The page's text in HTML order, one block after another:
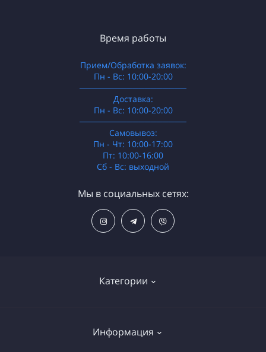
Категории
Информация
Время работы
Прием/Обработка заявок:
Пн - Вс: 10:00-20:00
──────────────────
Доставка:
Пн - Вс: 10:00-20:00
──────────────────
Самовывоз:
Пн - Чт: 10:00-17:00
Пт: 10:00-16:00
Сб - Вс: выходной
Мы в социальных сетях: